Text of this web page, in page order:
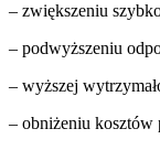
– zwiększeniu
– podwyższeniu
– wyższej
– obniżeniu kosztów